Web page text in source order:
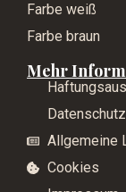
Farbe weiß
Farbe braun
Mehr
Allgemeine
Cookies